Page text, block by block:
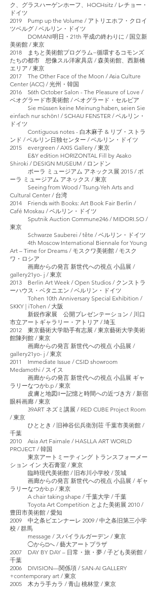
ク、グラスハーゲンホーフ、HOCHsitz / レチョー・
ドイツ
2019 Pump up the Volume / アトリエホフ・クロイ
ツベルグ / ベルリン・ドイツ
DOMANI明日・21th 平成の終わりに / 国立新
美術館 / 東京
2018 まちと美術館プログラム−循環するコモンズ
たちの都市 想像スル洋家具店 / 森美術館、西新橋
エリア / 東京
2017 The Other Face of the Moon / Asia Culture
Center (ACC) / 光州・韓国
2016 56th October Salon - The Pleasure of Love /
ベオグラード市美術館 / ベオグラード・セルビア
Sie müssen keine Meinung haben, seien Sie
einfach nur schön! / SCHAU FENSTER / ベルリン・
ドイツ
Contiguous notes - 白木麻子 & リブ・ストラ
ンド / ベルリン日独センター / ベルリン・ドイツ
2015 evergreen / AXIS Gallery / 東京
E&Y edition HORIZONTAL Fill by Asako
Shiroki / DESIGN MUSEUM / ロンドン
ポーラ ミュージアム アネックス展 2015 / ポ
ーラ ミュージアム アネックス / 東京
Seeing from Wood / Tsung-Yeh Arts and
Cultural Center / 台湾
2014 Friends with Books: Art Book Fair Berlin /
Café Moskau / ベルリン・ドイツ
Sputnik Auction Commune246 / MIDORI.SO /
東京
Schwarze Sauberei / tête / ベルリン・ドイツ
4th Moscow International Biennale for Young
Art – Time for Dreams / モスクワ美術館 / モスク
ワ・ロシア
画廊からの発言 新世代への視点 小品展 /
gallery21yo- j / 東京
2013 Berlin Art Week / Open Studios / クンストラ
ーハウス・ベタニエン / ベルリン・ドイツ
Tohen 10th Anniversary Special Exhibition /
SKKY | iTohen / 大阪
新鋭作家展 公開プレゼンテーション / 川口
市立アートギャラリー・アトリア / 埼玉
2012 東京藝術大学助手有志展 / 東京藝術大学美術
館陳列館 / 東京
画廊からの発言 新世代への視点 小品展 /
gallery21yo- j / 東京
2011 Immediate Issue / CSID showroom
Medamothi / スイス
画廊からの発言 新世代への視点 小品展 ギャ
ラリーなつかb.p / 東京
皮膚と地図IIー記憶と時間への近づき方 / 新宿
眼科画廊 / 東京
39ART ネズミ講展 / RED CUBE Project Room
/ 東京
ひととき / 旧神谷伝兵衛別荘 千葉市美術館 /
千葉
2010 Asia Art Fairnale / HASLLA ART WORLD
PROJECT / 韓国
東京アートミーティング トランスフォーメー
ション イン 大石膏室 / 東京
臨時現代美術館 / 旧布川小学校 / 茨城
画廊からの発言 新世代への視点 小品展 / ギャ
ラリーなつかb.p / 東京
A chair taking shape / 千葉大学 / 千葉
Toyota Art Competition とよた美術展 2010 /
豊田市美術館 / 愛知
2009 中之条ビエンナーレ 2009 / 中之条旧第三小学
校 / 群馬
message / スパイラルガーデン / 東京
◯から□へ / 藝大アートプラザ
2007 DAY BY DAY – 日常・旅・夢 / 子ども美術館 /
千葉
2006 DIVISION—関係項 / SAN-AI GALLERY
+contemporary art / 東京
2005 木カラ手カラ / 青山 桃林堂 / 東京